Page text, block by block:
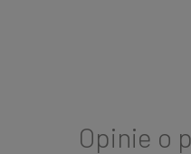
Opinie o